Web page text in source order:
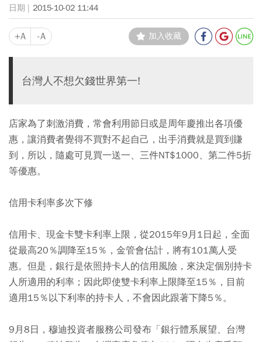
2015-10-02 11:44
+A -A 加入收藏
台灣人不想欠錢世界第一!
店家為了刺激消費，常會利用節日或是周年慶推出各項優
惠，讓消費者覺得不買對不起自己，出手消費就是買到賺
到，所以，隨處可見買一送一、三件NT$1000、第二件5折
等優惠。
信用卡利率多次下修
信用卡、現金卡雙卡利率上限，從2015年9月1日起，全面
從最高20％調降至15％，金管會估計，將有101萬人受
惠。但是，銀行是依照持卡人的信用風險，來決定個別持卡
人所適用的利率；因此即使雙卡利率上限降至15％，目前
適用15％以下利率的持卡人，不會因此跟著下降5％。
9月8日，穆迪投資者服務公司發布「銀行體系展望、台灣